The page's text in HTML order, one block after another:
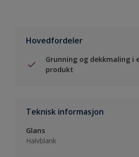
Hovedfordeler
Grunning og dekkmaling i
produkt
Teknisk informasjon
Glans
Halvblank